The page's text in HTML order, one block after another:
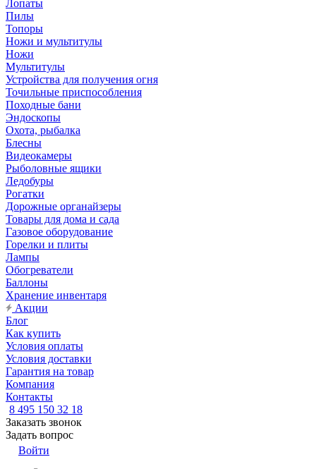
Лопаты
Пилы
Топоры
Ножи и мультитулы
Ножи
Мультитулы
Устройства для получения огня
Точильные приспособления
Походные бани
Эндоскопы
Охота, рыбалка
Блесны
Видеокамеры
Рыболовные ящики
Ледобуры
Рогатки
Дорожные органайзеры
Товары для дома и сада
Газовое оборудование
Горелки и плиты
Лампы
Обогреватели
Баллоны
Хранение инвентаря
Акции
Блог
Как купить
Условия оплаты
Условия доставки
Гарантия на товар
Компания
Контакты
8 495 150 32 18
Заказать звонок
Задать вопрос
Войти